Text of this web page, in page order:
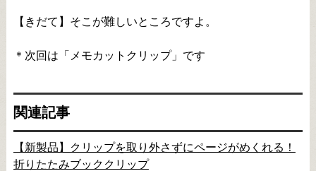
【きだて】そこが難しいところですよ。
＊次回は「メモカットクリップ」です
関連記事
【新製品】クリップを取り外さずにページがめくれる！
折りたたみブッククリップ